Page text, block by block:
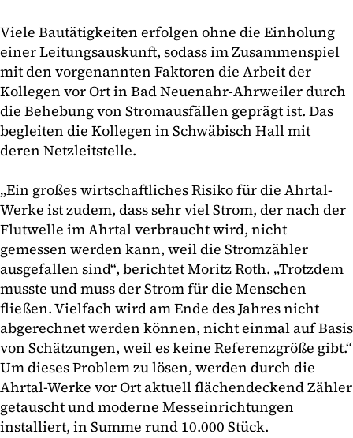
Viele Bautätigkeiten erfolgen ohne die Einholung
einer Leitungsauskunft, sodass im Zusammenspiel
mit den vorgenannten Faktoren die Arbeit der
Kollegen vor Ort in Bad Neuenahr-Ahrweiler durch
die Behebung von Stromausfällen geprägt ist. Das
begleiten die Kollegen in Schwäbisch Hall mit
deren Netzleitstelle.
„Ein großes wirtschaftliches Risiko für die Ahrtal-
Werke ist zudem, dass sehr viel Strom, der nach der
Flutwelle im Ahrtal verbraucht wird, nicht
gemessen werden kann, weil die Stromzähler
ausgefallen sind“, berichtet Moritz Roth. „Trotzdem
musste und muss der Strom für die Menschen
fließen. Vielfach wird am Ende des Jahres nicht
abgerechnet werden können, nicht einmal auf Basis
von Schätzungen, weil es keine Referenzgröße gibt.“
Um dieses Problem zu lösen, werden durch die
Ahrtal-Werke vor Ort aktuell flächendeckend Zähler
getauscht und moderne Messeinrichtungen
installiert, in Summe rund 10.000 Stück.